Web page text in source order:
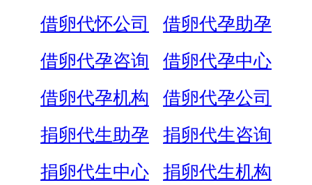
借卵代怀公司
借卵代孕助孕
借卵代孕咨询
借卵代孕中心
借卵代孕机构
借卵代孕公司
捐卵代生助孕
捐卵代生咨询
捐卵代生中心
捐卵代生机构